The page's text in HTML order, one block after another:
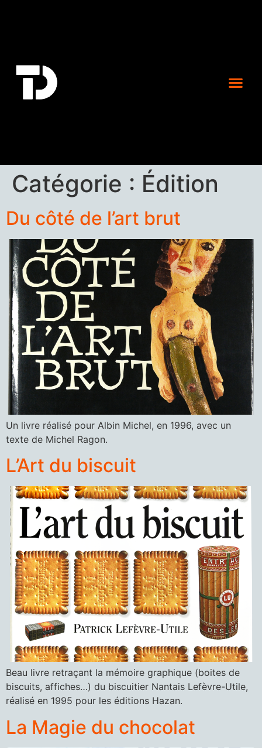
Catégorie : Édition
Du côté de l’art brut
Un livre réalisé pour Albin Michel, en 1996, avec un
texte de Michel Ragon.
L’Art du biscuit
Beau livre retraçant la mémoire graphique (boites de
biscuits, affiches…) du biscuitier Nantais Lefèvre-Utile,
réalisé en 1995 pour les éditions Hazan.
La Magie du chocolat